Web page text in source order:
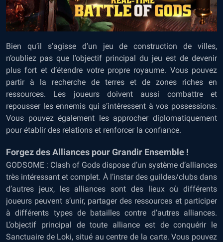
Bien qu’il s’agisse d’un jeu de construction de villes,
n’oubliez pas que l’objectif principal du jeu est de devenir
plus fort et d’étendre votre propre royaume. Vous pouvez
partir à la recherche de terres et de zones riches en
ressources. Les joueurs doivent aussi combattre et
repousser les ennemis qui s’intéressent à vos possessions.
Vous pouvez également les approcher diplomatiquement
pour établir des relations et renforcer la confiance.
Forgez des Alliances pour Grandir Ensemble !
GODSOME : Clash of Gods dispose d’un système d’alliances
très intéressant et complet. À l’instar des guildes/clubs dans
d’autres jeux, les alliances sont des lieux où différents
joueurs peuvent s’unir, partager des ressources et participer
à différents types de batailles contre d’autres alliances.
L’objectif principal de toute alliance est de conquérir le
Sanctuaire de Loki, situé au centre de la carte. Vous pouvez